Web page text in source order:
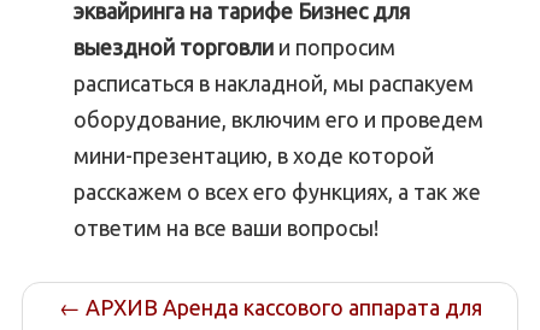
эквайринга на тарифе Бизнес для
выездной торговли и попросим
расписаться в накладной, мы распакуем
оборудование, включим его и проведем
мини-презентацию, в ходе которой
расскажем о всех его функциях, а так же
ответим на все ваши вопросы!
← АРХИВ Аренда кассового аппарата для